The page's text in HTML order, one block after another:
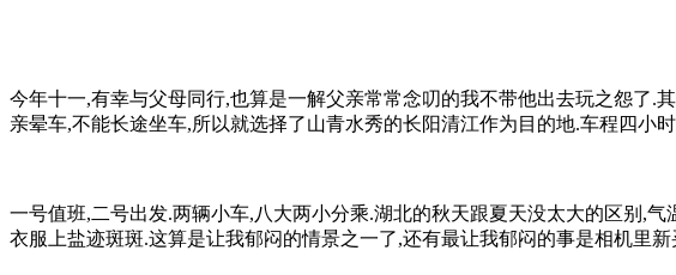
今年十一,有幸与父母同行,也算是一解父亲常常念叨的我不带他出去玩之怨了.
亲晕车,不能长途坐车,所以就选择了山青水秀的长阳清江作为目的地.车程四小
一号值班,二号出发.两辆小车,八大两小分乘.湖北的秋天跟夏天没太大的区别,
衣服上盐迹斑斑.这算是让我郁闷的情景之一了,还有最让我郁闷的事是相机里